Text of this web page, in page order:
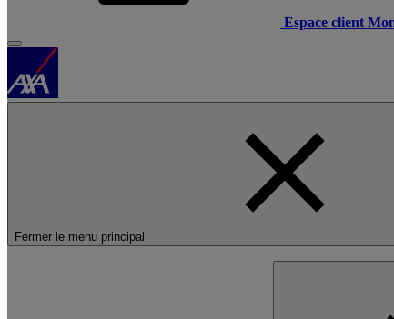
Espace client
Fermer le menu principal